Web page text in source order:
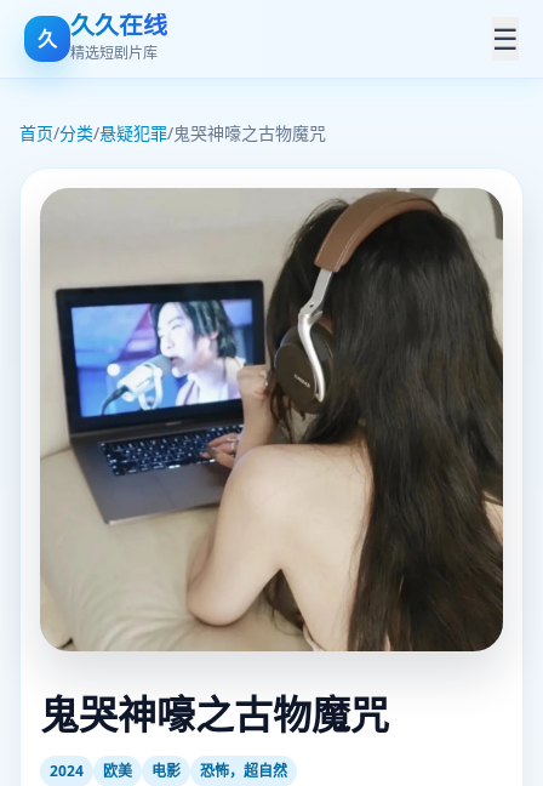
久 久久在线
精选短剧片库 ☰
首页/分类/悬疑犯罪/鬼哭神嚎之古物魔咒
鬼哭神嚎之古物魔咒
2024 欧美 电影 恐怖，超自然